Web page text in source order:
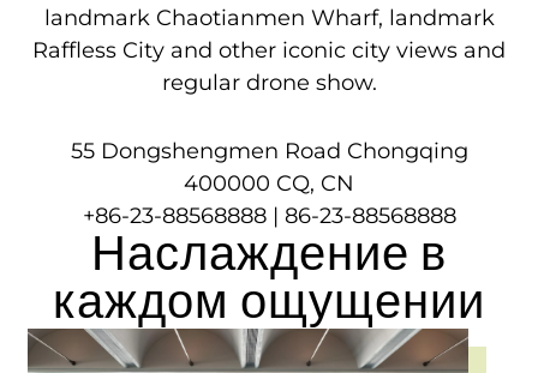
landmark Chaotianmen Wharf, landmark
Raffless City and other iconic city views and
regular drone show.
55 Dongshengmen Road Chongqing
400000 CQ, CN
+86-23-88568888| 86-23-88568888
Наслаждение в
каждом ощущении